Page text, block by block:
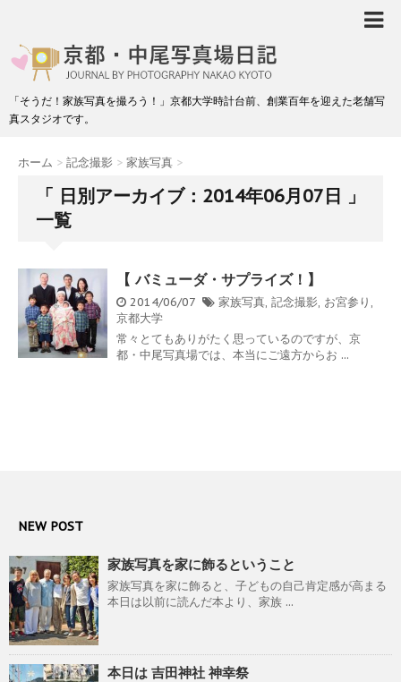
「そうだ！家族写真を撮ろう！」京都大学時計台前、創業百年を迎えた老舗写
真スタジオです。
ホーム > 記念撮影 > 家族写真 >
「 日別アーカイブ：2014年06月07日 」
一覧
【 バミューダ・サプライズ！】
2014/06/07 家族写真, 記念撮影, お宮参り ,
京都大学
常々とてもありがたく思っているのですが、京
都・中尾写真場では、本当にご遠方からお ...
NEW POST
家族写真を家に飾るということ
家族写真を家に飾ると、子どもの自己肯定感が高まる
本日は以前に読んだ本より、家族 ...
本日は 吉田神社 神幸祭